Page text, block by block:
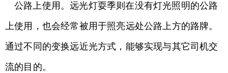
公路上使用。远光灯耍季则在没有灯光照明的公路
上使用，也会经常被用于照亮远处公路上方的路牌。
通过不同的变换远近光方式，能够实现与其它司机交
流的目的。